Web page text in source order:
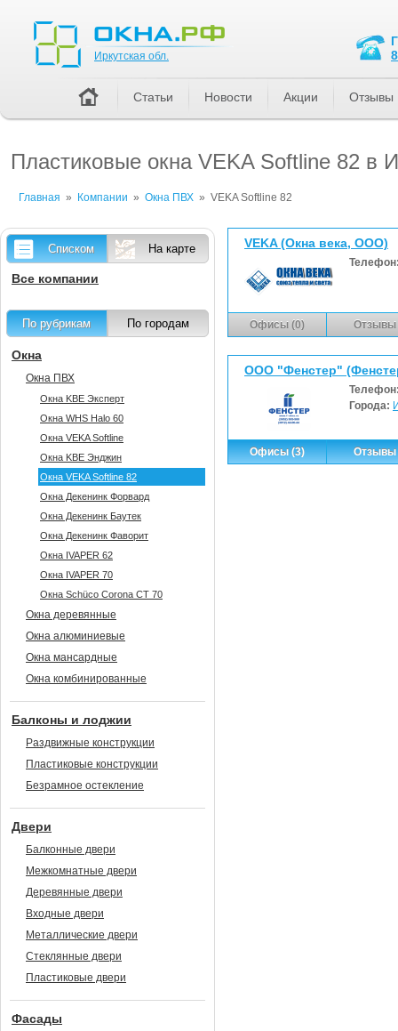
Пластиковые окна VEKA Softline 82 в
Главная » Компании » Окна ПВХ » VEKA Softline 82
VEKA (Окна века, ООО)
Офисы (0) Отзывы
ООО "Фенстер"
Города:
Офисы (3) Отзывы
Списком На карте
Все компании
По рубрикам По городам
Окна
Окна ПВХ
Окна KBE Эксперт
Окна WHS Halo 60
Окна VEKA Softline
Окна KBE Энджин
Окна VEKA Softline 82
Окна Декенинк Форвард
Окна Декенинк Баутек
Окна Декенинк Фаворит
Окна IVAPER 62
Окна IVAPER 70
Окна Sсhüco Corona CT 70
Окна деревянные
Окна алюминиевые
Окна мансардные
Окна комбинированные
Балконы и лоджии
Раздвижные конструкции
Пластиковые конструкции
Безрамное остекление
Двери
Балконные двери
Межкомнатные двери
Деревянные двери
Входные двери
Металлические двери
Стеклянные двери
Пластиковые двери
Фасады
Иркутская обл.
Статьи Новости Акции Отзывы